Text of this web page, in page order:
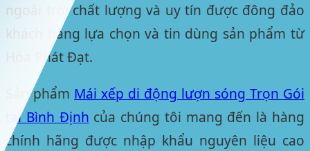
ngoài trời chất lượng và uy tín được đông đảo
khách hàng lựa chọn và tin dùng sản phẩm từ
Hòa Phát Đạt.
Sản phẩm Mái xếp di động lượn sóng Trọn Gói
tại Bình Định của chúng tôi mang đến là hàng
chính hãng được nhập khẩu nguyên liệu cao